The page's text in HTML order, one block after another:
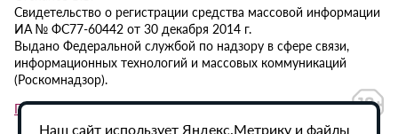
Свидетельство о регистрации средства массовой информации
ИА № ФС77-60442 от 30 декабря 2014 г.
Выдано Федеральной службой по надзору в сфере связи,
информационных технологий и массовых коммуникаций
(Роскомнадзор).
Политика в отношении обработки персональных данных
Наш сайт использует Яндекс.Метрику и файлы